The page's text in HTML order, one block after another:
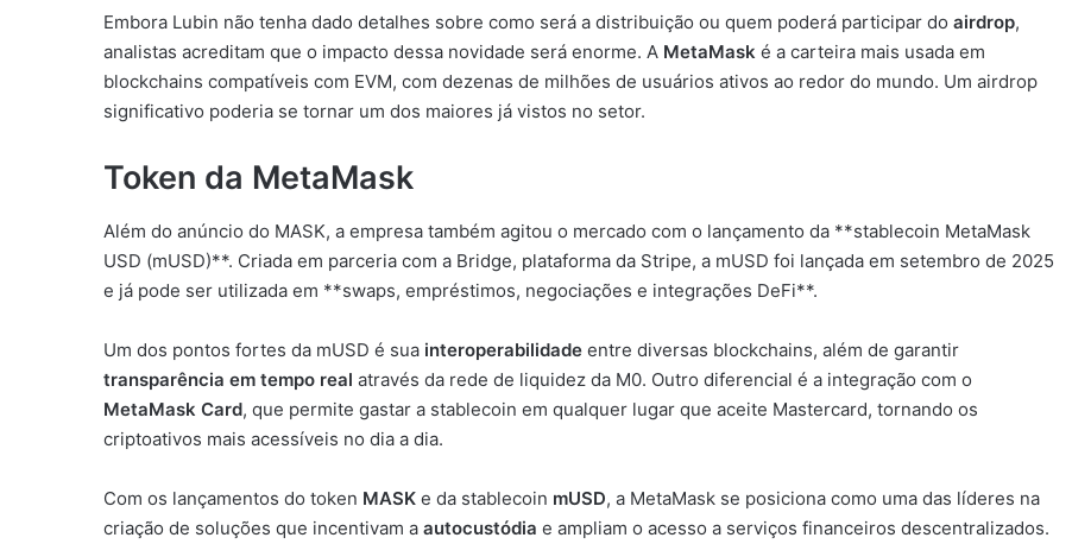
Embora Lubin não tenha dado detalhes sobre como será a distribuição ou quem poderá participar do airdrop,
analistas acreditam que o impacto dessa novidade será enorme. A MetaMask é a carteira mais usada em
blockchains compatíveis com EVM, com dezenas de milhões de usuários ativos ao redor do mundo. Um airdrop
significativo poderia se tornar um dos maiores já vistos no setor.
Token da MetaMask
Além do anúncio do MASK, a empresa também agitou o mercado com o lançamento da **stablecoin MetaMask
USD (mUSD)**. Criada em parceria com a Bridge, plataforma da Stripe, a mUSD foi lançada em setembro de 2025
e já pode ser utilizada em **swaps, empréstimos, negociações e integrações DeFi**.
Um dos pontos fortes da mUSD é sua interoperabilidade entre diversas blockchains, além de garantir
transparência em tempo real através da rede de liquidez da M0. Outro diferencial é a integração com o
MetaMask Card, que permite gastar a stablecoin em qualquer lugar que aceite Mastercard, tornando os
criptoativos mais acessíveis no dia a dia.
Com os lançamentos do token MASK e da stablecoin mUSD, a MetaMask se posiciona como uma das líderes na
criação de soluções que incentivam a autocustódia e ampliam o acesso a serviços financeiros descentralizados.